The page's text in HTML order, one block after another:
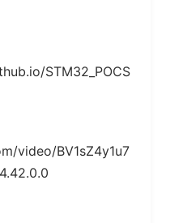
STM32_POCS
video/BV1sZ4y1u7